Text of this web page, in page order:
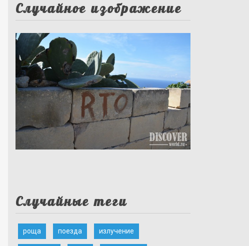
Случайное изображение
Случайные теги
роща поезда излучение